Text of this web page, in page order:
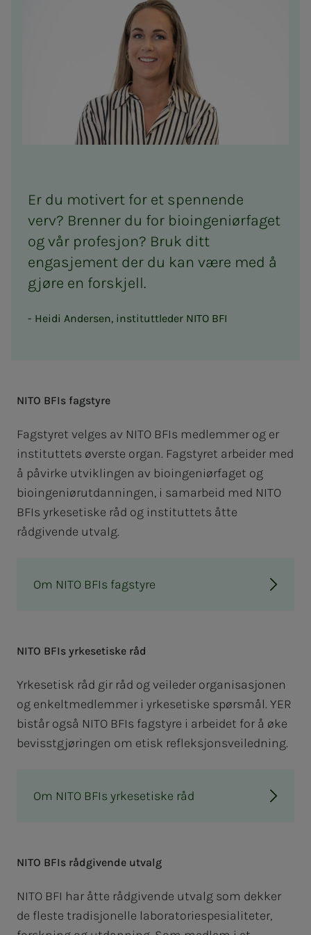
Er du motivert for et spennende
verv? Brenner du for bioingeniørfaget
og vår profesjon? Bruk ditt
engasjement der du kan være med å
gjøre en forskjell.
Heidi Andersen, instituttleder NITO BFI
NITO BFIs fag­­­sty­­­re
Fagstyret velges av NITO BFIs medlemmer og er
instituttets øverste organ. Fagstyret arbeider med
å påvirke utviklingen av bioingeniørfaget og
bioingeniørutdanningen, i samarbeid med NITO
BFIs yrkesetiske råd og instituttets åtte
rådgivende utvalg.
Om NITO BFIs fagstyre
NITO BFIs yr­­­kes­e­­tis­­­ke råd
Yrkesetisk råd gir råd og veileder organisasjonen
og enkeltmedlemmer i yrkesetiske spørsmål. YER
bistår også NITO BFIs fagstyre i arbeidet for å øke
bevisstgjøringen om etisk refleksjonsveiledning.
Om NITO BFIs yrkesetiske råd
NITO BFIs rå­d­­­gi­­­ven­­­de ut­valg
NITO BFI har åtte rådgivende utvalg som dekker
de fleste tradisjonelle laboratoriespesialiteter,